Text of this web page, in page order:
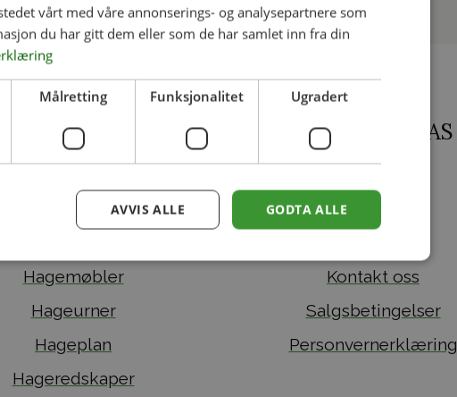
Hagemøbler
Hageurner
Hageplan
Hageredskaper
Legegaarden AS
Om oss
Kontakt oss
Salgsbetingelser
Personvernerklæring
vårt med våre annonserings- og analysepartnere som
du har gitt dem eller som de har samlet inn fra din
Målretting Funksjonalitet Ugradert
GODTA ALLE
AVVIS ALLE